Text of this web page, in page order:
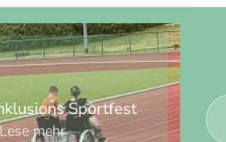
Sportfest
Lese mehr